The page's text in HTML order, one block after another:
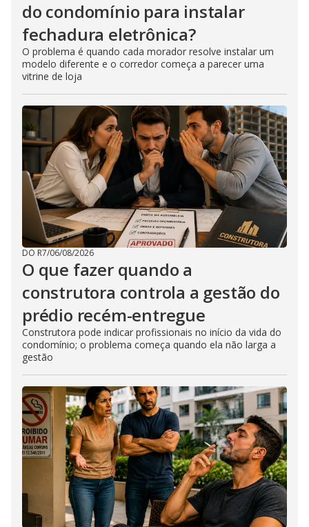
do condomínio para instalar
fechadura eletrônica?
O problema é quando cada morador resolve instalar um
modelo diferente e o corredor começa a parecer uma
vitrine de loja
DO R7/06/08/2026
O que fazer quando a
construtora controla a gestão do
prédio recém-entregue
Construtora pode indicar profissionais no início da vida do
condomínio; o problema começa quando ela não larga a
gestão